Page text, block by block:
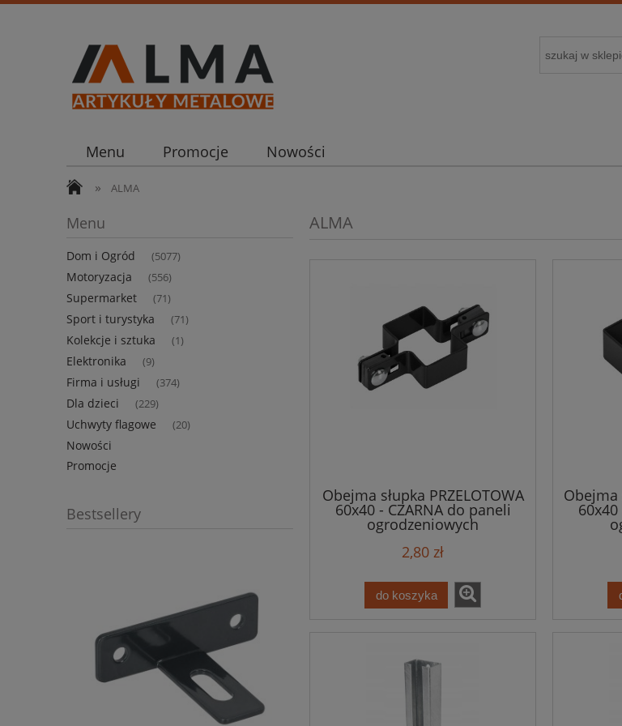
Menu Promocje Nowości
» ALMA
Menu
Dom i Ogród (5077)
Motoryzacja (556)
Supermarket (71)
Sport i turystyka (71)
Kolekcje i sztuka (1)
Elektronika (9)
Firma i usługi (374)
Dla dzieci (229)
Uchwyty flagowe (20)
Nowości
Promocje
Bestsellery
ALMA
Obejma słupka PRZELOTOWA
60x40 - CZARNA do paneli
ogrodzeniowych
2,80 zł
do koszyka
Obejma